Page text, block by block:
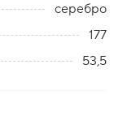
серебро
177
53,5